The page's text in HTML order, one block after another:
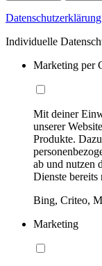
Datenschutzerklärung
Individuelle
Marketing per
Mit deiner
unserer
Produkte.
ab und nutzen
Dienste bereits
Bing, Criteo,
Marketing